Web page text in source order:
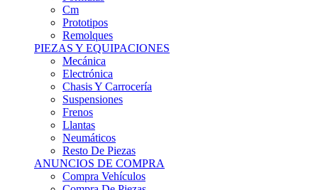
Prototipos
Remolques
PIEZAS Y EQUIPACIONES
Mecánica
Electrónica
Chasis Y Carrocería
Suspensiones
Frenos
Llantas
Neumáticos
Resto De Piezas
ANUNCIOS DE COMPRA
Compra Vehículos
Compra De Piezas
CARCROSS Y FÓRMULAS